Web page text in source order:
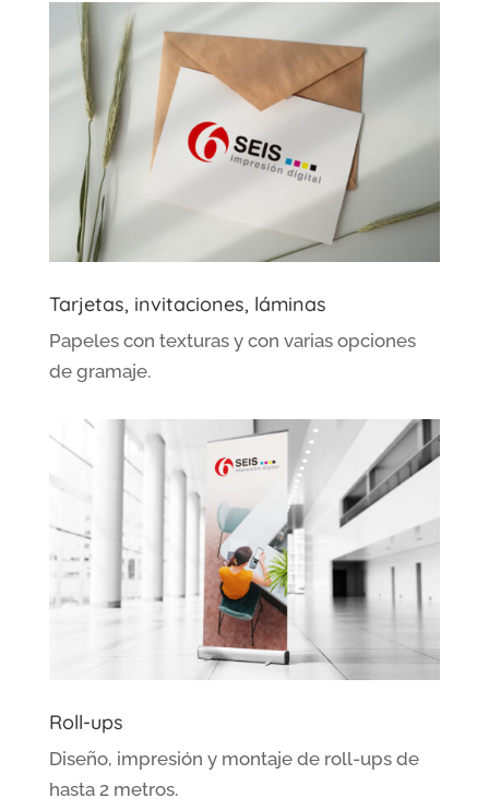
Tarjetas, invitaciones, láminas
Papeles con texturas y con varias opciones
de gramaje.
Roll-ups
Diseño, impresión y montaje de roll-ups de
hasta 2 metros.